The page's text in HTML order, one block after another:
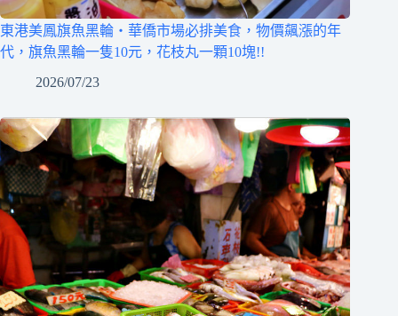
東港美鳳旗魚黑輪‧華僑市場必排美食，物價飆漲的年
代，旗魚黑輪一隻10元，花枝丸一顆10塊!!
2026/07/23